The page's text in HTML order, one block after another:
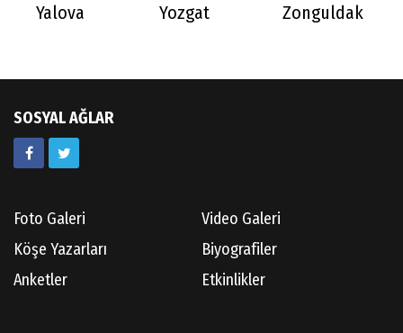
Yalova
Yozgat Zonguldak
SOSYAL AĞLAR
Foto Galeri
Video Galeri
Köşe Yazarları
Biyografiler
Anketler
Etkinlikler